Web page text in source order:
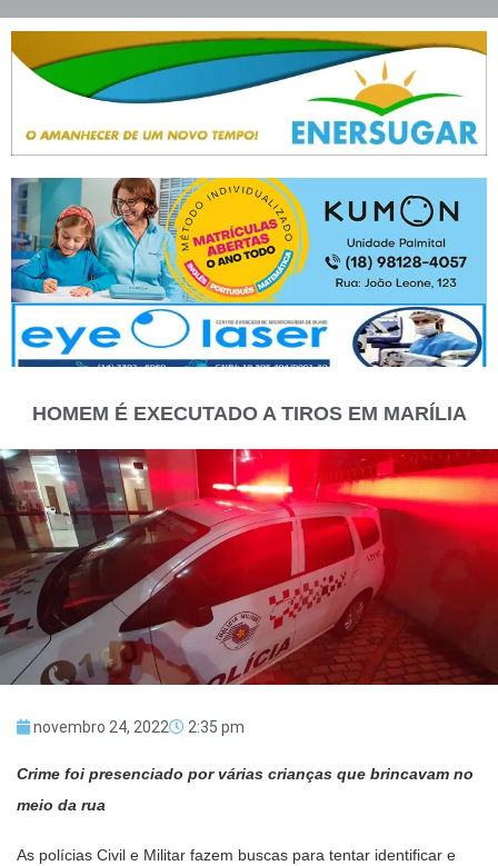
HOMEM É EXECUTADO A TIROS EM MARÍLIA
novembro 24, 2022 2:35 pm
Crime foi presenciado por várias crianças que brincavam no
meio da rua
As polícias Civil e Militar fazem buscas para tentar identificar e